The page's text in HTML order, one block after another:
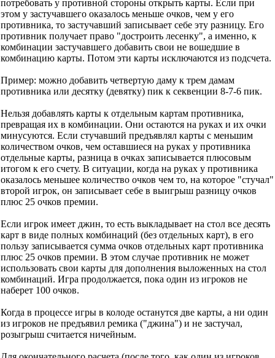
потребовать у противной стороны открыть карты. Если при
этом у застучавшего оказалось меньше очков, чем у его
противника, то застучавший записывает себе эту разницу. Его
противник получает право "достроить лесенку", а именно, к
комбинации застучавшего добавить свои не вошедшие в
комбинацию карты. Потом эти карты исключаются из подсчета.
Пример: можно добавить четвертую даму к трем дамам
противника или десятку (девятку) пик к секвенции 8-7-6 пик.
Нельзя добавлять карты к отдельным картам противника,
превращая их в комбинации. Они остаются на руках и их очки
минусуются. Если стучавший предъявлял карты с меньшим
количеством очков, чем оставшиеся на руках у противника
отдельные карты, разница в очках записывается плюсовым
итогом к его счету. В ситуации, когда на руках у противника
оказалось меньшее количество очков чем то, на которое "стучал"
второй игрок, он записывает себе в выигрыш разницу очков
плюс 25 очков премии.
Если игрок имеет джин, то есть выкладывает на стол все десять
карт в виде полных комбинаций (без отдельных карт), в его
пользу записывается сумма очков отдельных карт противника
плюс 25 очков премии. В этом случае противник не может
использовать свои карты для дополнения выложенных на стол
комбинаций. Игра продолжается, пока один из игроков не
наберет 100 очков.
Когда в процессе игры в колоде останутся две карты, а ни один
из игроков не предъявил ремика ("джина") и не застучал,
розыгрыш считается ничейным.